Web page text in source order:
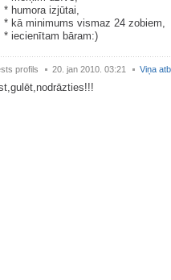
humora izjūtai,
kā minimums vismaz 24 zobiem,
iecienītam bāram:)
profils 20. jan 2010. 03:21 Viņa